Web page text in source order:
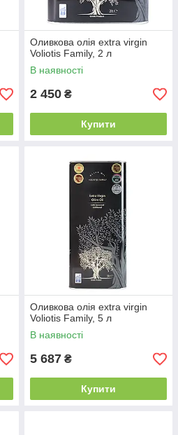
Оливкова олія extra virgin
Voliotis Family, 2 л
В наявності
2 450 ₴
Купити
Оливкова олія extra virgin
Voliotis Family, 5 л
В наявності
5 687 ₴
Купити